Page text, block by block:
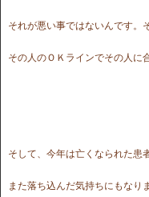
それが悪い事ではないんです。
その人のＯＫラインでその人に
そして、今年は亡くなられた患
また落ち込んだ気持ちにもなり